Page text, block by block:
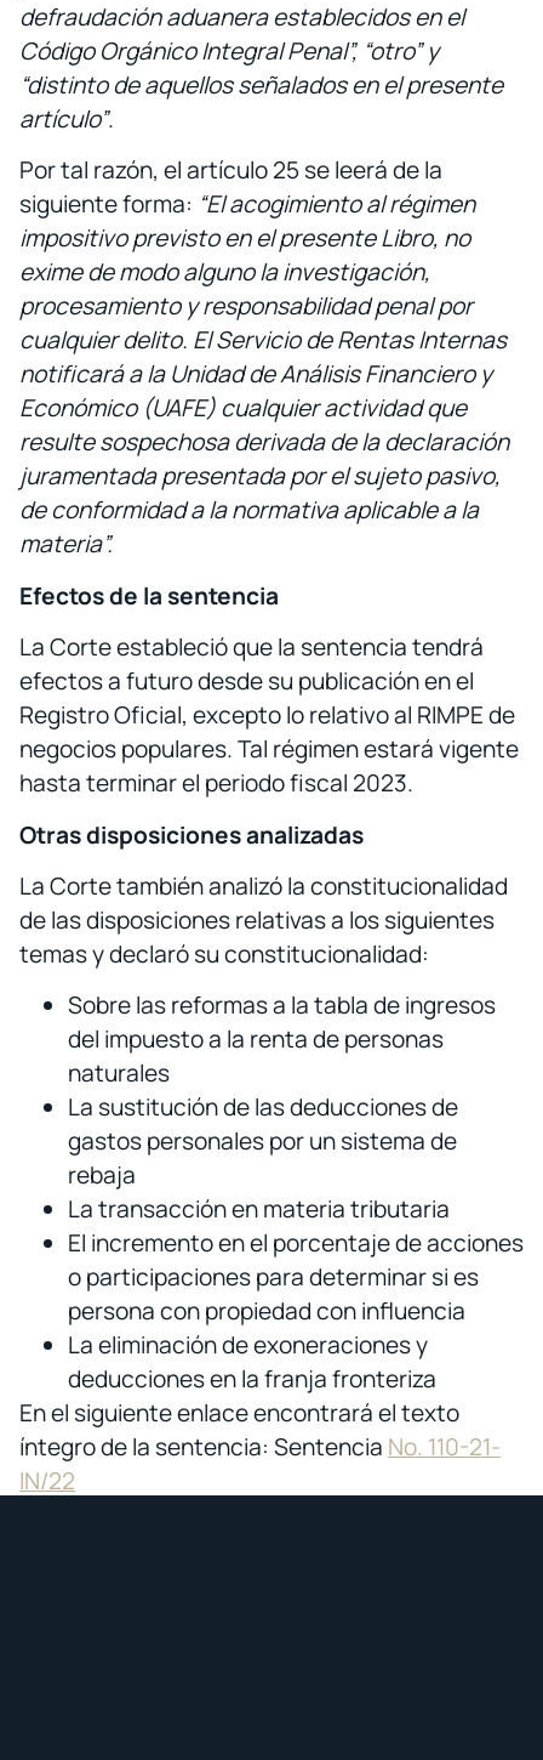
defraudación aduanera establecidos en el
Código Orgánico Integral Penal”, “otro” y
“distinto de aquellos señalados en el presente
artículo”.
Por tal razón, el artículo 25 se leerá de la
siguiente forma: “El acogimiento al régimen
impositivo previsto en el presente Libro, no
exime de modo alguno la investigación,
procesamiento y responsabilidad penal por
cualquier delito. El Servicio de Rentas Internas
notificará a la Unidad de Análisis Financiero y
Económico (UAFE) cualquier actividad que
resulte sospechosa derivada de la declaración
juramentada presentada por el sujeto pasivo,
de conformidad a la normativa aplicable a la
materia”.
Efectos de la sentencia
La Corte estableció que la sentencia tendrá
efectos a futuro desde su publicación en el
Registro Oficial, excepto lo relativo al RIMPE de
negocios populares. Tal régimen estará vigente
hasta terminar el periodo fiscal 2023.
Otras disposiciones analizadas
La Corte también analizó la constitucionalidad
de las disposiciones relativas a los siguientes
temas y declaró su constitucionalidad:
Sobre las reformas a la tabla de ingresos
del impuesto a la renta de personas
naturales
La sustitución de las deducciones de
gastos personales por un sistema de
rebaja
La transacción en materia tributaria
El incremento en el porcentaje de acciones
o participaciones para determinar si es
persona con propiedad con influencia
La eliminación de exoneraciones y
deducciones en la franja fronteriza
En el siguiente enlace encontrará el texto
íntegro de la sentencia: Sentencia No. 110-21-
IN/22